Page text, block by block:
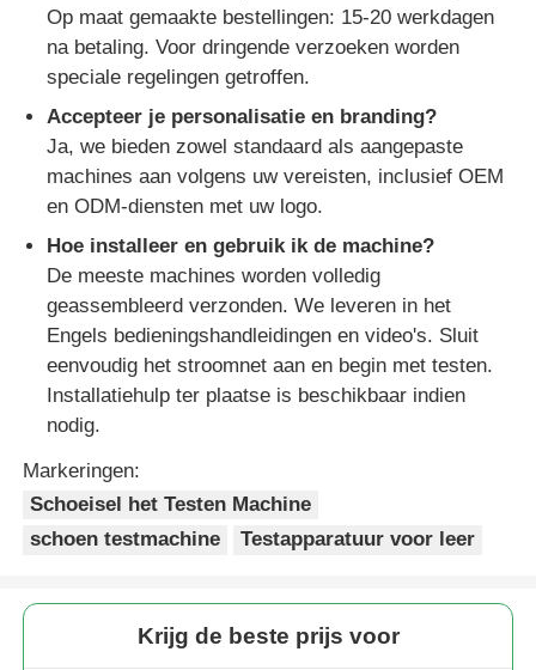
Op maat gemaakte bestellingen: 15-20 werkdagen
na betaling. Voor dringende verzoeken worden
speciale regelingen getroffen.
Accepteer je personalisatie en branding?
Ja, we bieden zowel standaard als aangepaste
machines aan volgens uw vereisten, inclusief OEM
en ODM-diensten met uw logo.
Hoe installeer en gebruik ik de machine?
De meeste machines worden volledig
geassembleerd verzonden. We leveren in het
Engels bedieningshandleidingen en video's. Sluit
eenvoudig het stroomnet aan en begin met testen.
Installatiehulp ter plaatse is beschikbaar indien
nodig.
Markeringen:
Schoeisel het Testen Machine
schoen testmachine
Testapparatuur voor leer
Krijg de beste prijs voor